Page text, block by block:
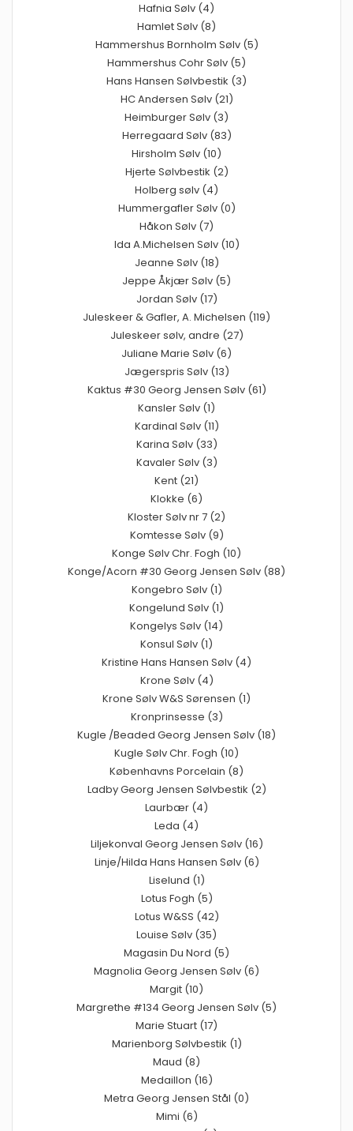
Hafnia Sølv (4)
Hamlet Sølv (8)
Hammershus Bornholm Sølv (5)
Hammershus Cohr Sølv (5)
Hans Hansen Sølvbestik (3)
HC Andersen Sølv (21)
Heimburger Sølv (3)
Herregaard Sølv (83)
Hirsholm Sølv (10)
Hjerte Sølvbestik (2)
Holberg sølv (4)
Hummergafler Sølv (0)
Håkon Sølv (7)
Ida A.Michelsen Sølv (10)
Jeanne Sølv (18)
Jeppe Åkjær Sølv (5)
Jordan Sølv (17)
Juleskeer & Gafler, A. Michelsen (119)
Juleskeer sølv, andre (27)
Juliane Marie Sølv (6)
Jægerspris Sølv (13)
Kaktus #30 Georg Jensen Sølv (61)
Kansler Sølv (1)
Kardinal Sølv (11)
Karina Sølv (33)
Kavaler Sølv (3)
Kent (21)
Klokke (6)
Kloster Sølv nr 7 (2)
Komtesse Sølv (9)
Konge Sølv Chr. Fogh (10)
Konge/Acorn #30 Georg Jensen Sølv (88)
Kongebro Sølv (1)
Kongelund Sølv (1)
Kongelys Sølv (14)
Konsul Sølv (1)
Kristine Hans Hansen Sølv (4)
Krone Sølv (4)
Krone Sølv W&S Sørensen (1)
Kronprinsesse (3)
Kugle /Beaded Georg Jensen Sølv (18)
Kugle Sølv Chr. Fogh (10)
Københavns Porcelain (8)
Ladby Georg Jensen Sølvbestik (2)
Laurbær (4)
Leda (4)
Liljekonval Georg Jensen Sølv (16)
Linje/Hilda Hans Hansen Sølv (6)
Liselund (1)
Lotus Fogh (5)
Lotus W&SS (42)
Louise Sølv (35)
Magasin Du Nord (5)
Magnolia Georg Jensen Sølv (6)
Margit (10)
Margrethe #134 Georg Jensen Sølv (5)
Marie Stuart (17)
Marienborg Sølvbestik (1)
Maud (8)
Medaillon (16)
Metra Georg Jensen Stål (0)
Mimi (6)